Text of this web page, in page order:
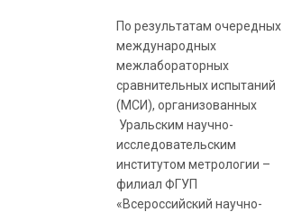
По результатам очередных
международных
межлабораторных
сравнительных испытаний
(МСИ), организованных
Уральским научно-
исследовательским
институтом метрологии –
филиал ФГУП
«Всероссийский научно-